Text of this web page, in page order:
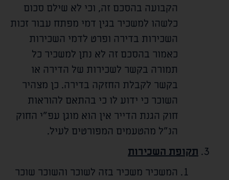
הקבועה בהסכם זה, וכי לא שילם סכום
כלשהו למשכיר בגין דמי מפתח עבור זכות
השכירות בדירה ופרט לדמי השכירות
כאמור בהסכם זה לא נתן למשכיר כל
תמורה בקשר לשכירות של הדירה או
בקשר לקבלת החזקה בדירה. כן מצהיר
השוכר כי ידוע לו כי בהתאם להוראות
חוק הגנת הדייר אין הוא מוגן עפ"י החוק
הנ"ל מהטעמים המפורטים לעיל.
תקופת השכירות
המשכיר משכיר בזה לשוכר והשוכר שוכר